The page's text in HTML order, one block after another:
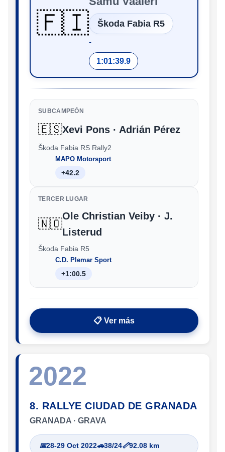
🇫🇮 Škoda Fabia R5
‑
1:01:39.9
SUBCAMPEÓN
🇪🇸Xevi Pons · Adrián Pérez
Škoda Fabia RS Rally2
MAPO Motorsport
+42.2
TERCER LUGAR
🇳🇴
Ole Christian Veiby · J.
Listerud
Škoda Fabia R5
C.D. Plemar Sport
+1:00.5
📋 Ver más
2022
8. RALLYE CIUDAD DE GRANADA
GRANADA · GRAVA
📅28-29 Oct 2022🚗38/24📏92.08 km